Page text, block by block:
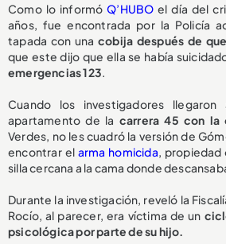
Como lo informóQ’HUBO el día del
años, fue encontrada por la Policía
tapada con unacobija después de
que este dijo que ella se había
emergencias 123.
Cuando los investigadores
apartamento de la carrera 45 con la
Verdes, no les cuadró la versión de
encontrar el arma homicida, propiedad
silla cercana a la cama donde
Durante la investigación, reveló la
Rocío, al parecer, era víctima de un
psicológica por parte de su hijo.